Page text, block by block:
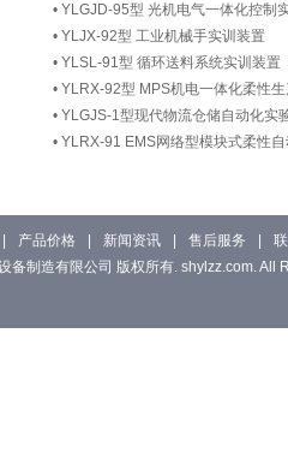
• YLGJD-95型 光机电气一体化控制
• YLJX-92型 工业机械手实训装置
• YLSL-91型 循环送料系统实训装置
• YLRX-92型 MPS机电一体化柔性
• YLGJS-1型现代物流仓储自动化实
• YLRX-91 EMS网络型模块式柔性
产品价格 新闻资讯 售后服务
制造有限公司 版权所有. shylzz.com. All